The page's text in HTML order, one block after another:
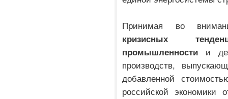
Принимая во
кризисных
промышленности и
производств,
добавленной
российской экономики